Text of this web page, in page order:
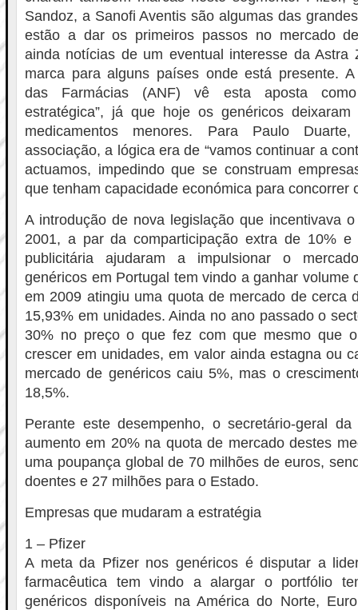
Sandoz, a Sanofi Aventis são algumas das
estão a dar os primeiros passos no mercado
ainda notícias de um eventual interesse da Astra
marca para alguns países onde está presente. A
das Farmácias (ANF) vê esta aposta como
estratégica”, já que hoje os genéricos
medicamentos menores. Para Paulo
associação, a lógica era de “vamos continuar a
actuamos, impedindo que se construam
que tenham capacidade económica para concorrer
A introdução de nova legislação que incentivava
2001, a par da comparticipação extra de 10% e
publicitária ajudaram a impulsionar o
genéricos em Portugal tem vindo a ganhar volume
em 2009 atingiu uma quota de mercado de cerca
15,93% em unidades. Ainda no ano passado o
30% no preço o que fez com que mesmo que
crescer em unidades, em valor ainda estagna ou
mercado de genéricos caiu 5%, mas o
18,5%.
Perante este desempenho, o secretário-geral
aumento em 20% na quota de mercado destes
uma poupança global de 70 milhões de euros,
doentes e 27 milhões para o Estado.
Empresas que mudaram a estratégia
1 – Pfizer
A meta da Pfizer nos genéricos é disputar a
farmacêutica tem vindo a alargar o portfólio
genéricos disponíveis na América do Norte,